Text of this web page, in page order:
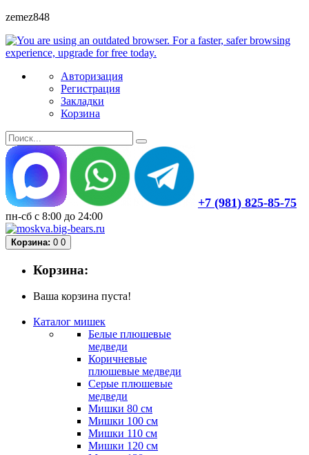
zemez848
Авторизация
Регистрация
Закладки
Корзина
+7 (981) 825-85-75
пн-сб с 8:00 до 24:00
Корзина: 0 0
Корзина:
Ваша корзина пуста!
Каталог мишек
Белые плюшевые
медведи
Коричневые
плюшевые медведи
Серые плюшевые
медведи
Мишки 80 см
Мишки 100 см
Мишки 110 см
Мишки 120 см